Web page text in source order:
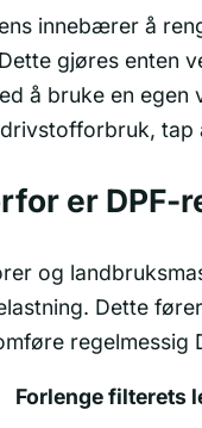
innebærer å
gjøres enten
å bruke en egen
tap
er DPF-
og
Dette
regelmessig
Forlenge filterets